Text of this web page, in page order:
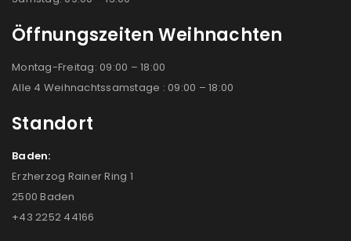
Öffnungszeiten Weihnachten
Montag-Freitag: 09:00 – 18:00
Alle 4 Weihnachtssamstage : 09:00 – 18:00
Standort
Baden:
Erzherzog Rainer Ring 1
2500 Baden
+43 2252 44166